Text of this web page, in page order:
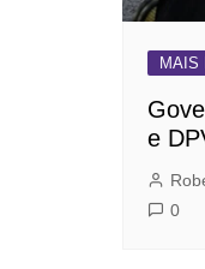
MAIS
e
0